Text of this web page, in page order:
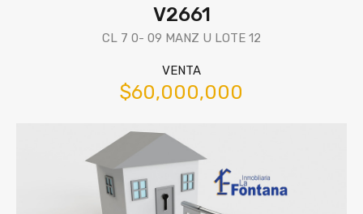
V2661
CL 7 0- 09 MANZ U LOTE 12
VENTA
$60,000,000